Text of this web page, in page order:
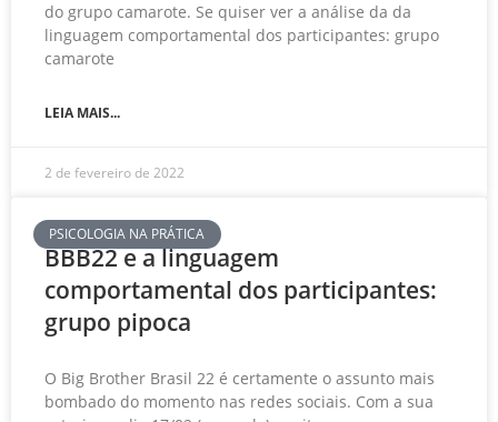
do grupo camarote. Se quiser ver a análise da da
linguagem comportamental dos participantes: grupo
camarote
LEIA MAIS...
2 de fevereiro de 2022
PSICOLOGIA NA PRÁTICA
BBB22 e a linguagem
comportamental dos participantes:
grupo pipoca
O Big Brother Brasil 22 é certamente o assunto mais
bombado do momento nas redes sociais. Com a sua